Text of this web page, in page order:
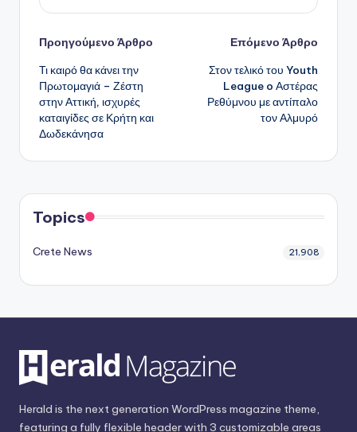
Πλοήγηση
δημοσιεύσεων
Προηγούμενο Άρθρο
Τι καιρό θα κάνει την
Πρωτομαγιά – Ζέστη
στην Αττική, ισχυρές
καταιγίδες σε Κρήτη και
Δωδεκάνησα
Επόμενο Άρθρο
Στον τελικό του Youth
League o Αστέρας
Ρεθύμνου με αντίπαλο
τον Αλμυρό
Topics
Crete News 21,908
Herald is the next generation WordPress magazine theme,
featuring a fully flexible header with 3 customizable areas